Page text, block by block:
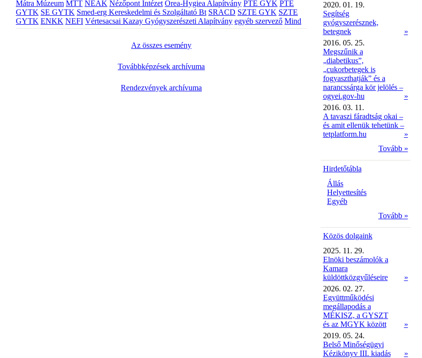
Mátra Múzeum MTT NEAK Nézőpont Intézet Orea-Hygiea Alapítvány PTE GYK PTE
GYTK SE GYTK Smed-erg Kereskedelmi és Szolgáltató Bt SRACD SZTE GYK SZTE
GYTK ENKK NEFI Vértesacsai Kazay Gyógyszerészeti Alapítvány egyéb szervező Mind
Az összes esemény
Továbbképzések archívuma
Rendezvények archívuma
2020. 01. 19.
Segítség
gyógyszerésznek,
betegnek
»
2016. 05. 25.
Megszűnik a
„diabetikus”,
„cukorbetegek is
fogyaszthatják” és a
narancssárga kör jelölés –
ogyei.gov-hu
»
2016. 03. 11.
A tavaszi fáradtság okai –
és amit ellenük tehetünk –
tetplatform.hu
»
Tovább »
Hirdetőtábla
Állás
Helyettesítés
Egyéb
Tovább »
Közös dolgaink
2025. 11. 29.
Elnöki beszámolók a
Kamara
küldöttközgyűléseire
»
2026. 02. 27.
Együttműködési
megállapodás a
MÉKISZ, a GYSZT
és az MGYK között
»
2019. 05. 24.
Belső Minőségügyi
Kézikönyv III. kiadás
»